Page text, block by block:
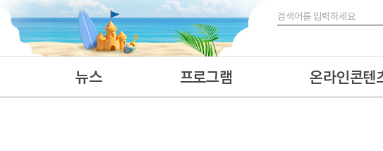
검색
뉴스 프로그램 온라인콘텐